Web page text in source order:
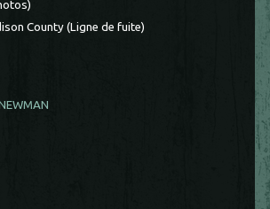
County (Ligne de fuite)